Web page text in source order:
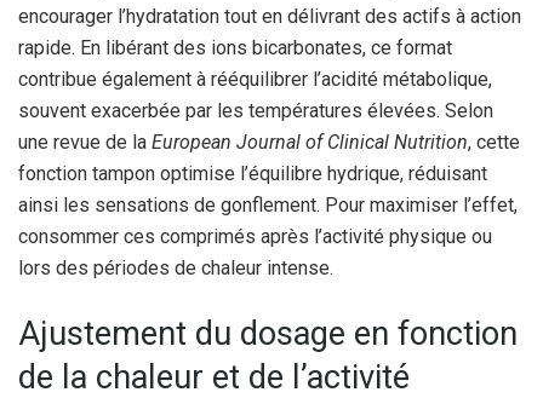
encourager l’hydratation tout en délivrant des actifs à action
rapide. En libérant des ions bicarbonates, ce format
contribue également à rééquilibrer l’acidité métabolique,
souvent exacerbée par les températures élevées. Selon
une revue de la European Journal of Clinical Nutrition, cette
fonction tampon optimise l’équilibre hydrique, réduisant
ainsi les sensations de gonflement. Pour maximiser l’effet,
consommer ces comprimés après l’activité physique ou
lors des périodes de chaleur intense.
Ajustement du dosage en fonction
de la chaleur et de l’activité